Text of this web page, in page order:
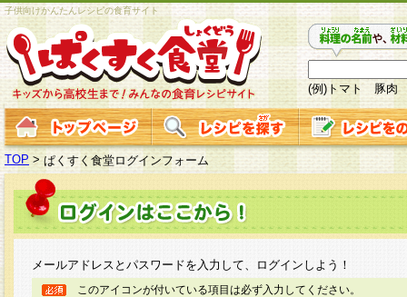
子供向けかんたんレシピの食育サイト
(例)トマト 豚肉
TOP > ぱくすく食堂ログインフォーム
メールアドレスとパスワードを入力して、ログインしよう！
このアイコンが付いている項目は必ず入力してください。